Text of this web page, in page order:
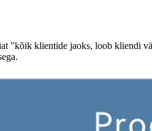
"kõik klientide jaoks, loob kliendi